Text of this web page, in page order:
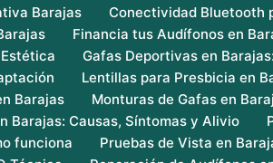
Barajas
Conectividad Bluetooth
Financia tus Audífonos en
Gafas Deportivas en
Lentillas para Presbicia en
Barajas
Monturas de Gafas en
Barajas: Causas, Síntomas y Alivio
funciona
Pruebas de Vista en